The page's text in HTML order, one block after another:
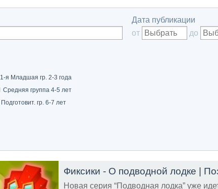
Дата публикации
от
до
1-я Младшая гр. 2-3 года
Средняя группа 4-5 лет
Подготовит. гр. 6-7 лет
Новая серия “Подводная лодка” уже